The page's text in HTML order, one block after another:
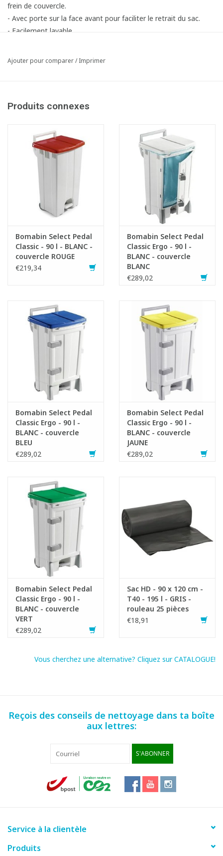
frein de couvercle.
- Avec porte sur la face avant pour faciliter le retrait du sac.
- Facilement lavable.
- LxlxH : 51 x 50 x 93 cm
1x753377 Couvercle pour Bomabin Select Pedal Ergo - 90 l -
(Avant: Couvercle pour poubelle à pédale Polaris Delux 90 l -
ROUGE)
2x710153 Frein pour couvercle
Fiche produit
Ajouter pour comparer/Imprimer
Produits connexes
Bomabin Select Pedal
Classic - 90 l - BLANC -
couvercle ROUGE
€219,34
Bomabin Select Pedal
Classic Ergo - 90 l -
BLANC - couvercle
BLANC
€289,02
Bomabin Select Pedal
Classic Ergo - 90 l -
BLANC - couvercle
BLEU
€289,02
Bomabin Select Pedal
Classic Ergo - 90 l -
BLANC - couvercle
JAUNE
€289,02
Bomabin Select Pedal
Classic Ergo - 90 l -
BLANC - couvercle
VERT
€289,02
Sac HD - 90 x 120 cm -
T40 - 195 l - GRIS -
rouleau 25 pièces
€18,91
Vous cherchez une alternative? Cliquez sur CATALOGUE!
Reçois des conseils de nettoyage dans ta boîte
aux lettres:
S'ABONNER
Service à la clientèle
Produits